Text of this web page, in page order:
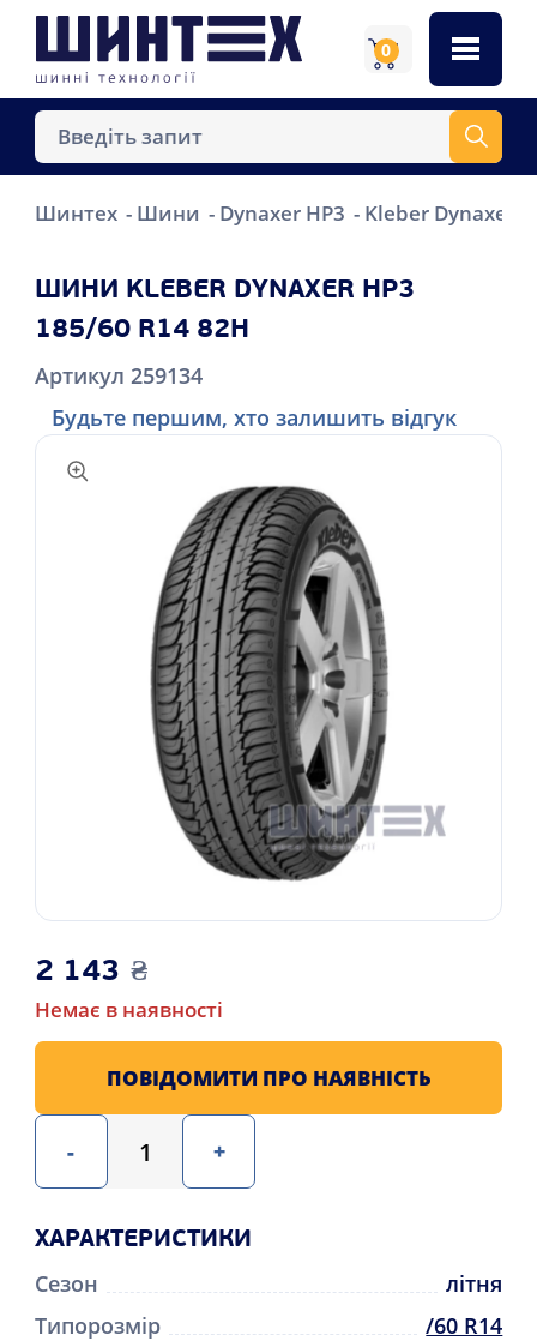
0
Шинтех Шини Dynaxer HP3 Kleber Dynaxer
ШИНИ KLEBER DYNAXER HP3
185/60 R14 82H
Артикул 259134
Будьте першим, хто залишить відгук
2 143 ₴
Немає в наявності
- +
ПОВІДОМИТИ ПРО НАЯВНІСТЬ
ХАРАКТЕРИСТИКИ
Сезон
літня
Типорозмір
/60 R14